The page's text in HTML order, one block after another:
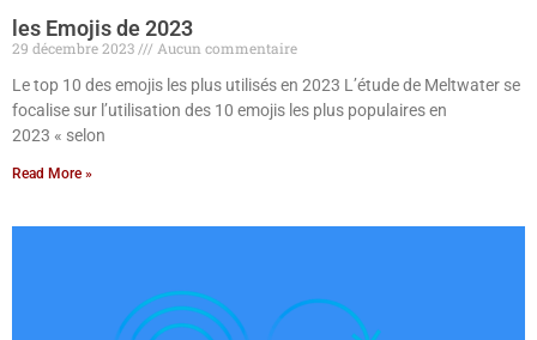
les Emojis de 2023
29 décembre 2023
Aucun commentaire
Le top 10 des emojis les plus utilisés en 2023 L’étude de Meltwater se
focalise sur l’utilisation des 10 emojis les plus populaires en
2023 « selon
Read More »